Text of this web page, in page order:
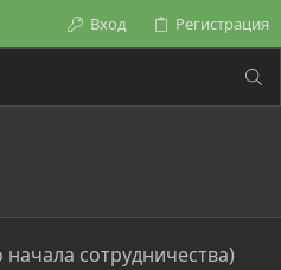
Вход Регистрация
сотрудничества)